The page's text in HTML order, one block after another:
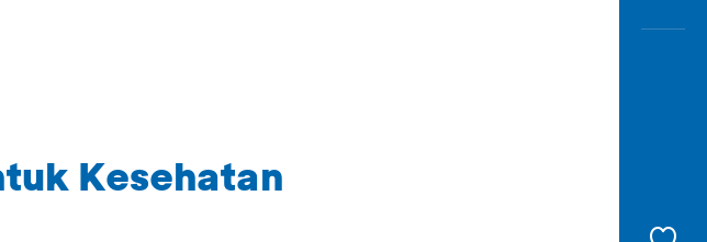
Kesehatan